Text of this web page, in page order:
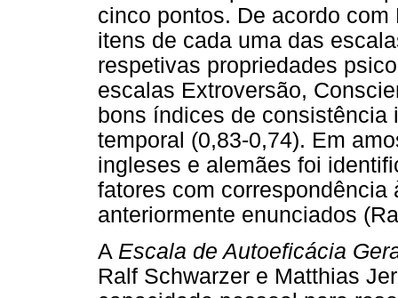
cinco pontos. De acordo
itens de cada uma das
respetivas propriedades
escalas Extroversão,
bons índices de consistência
temporal (0,83-0,74). Em
ingleses e alemães foi
fatores com
anteriormente enunciados
A Escala de Autoeficácia
Ralf Schwarzer e Matthias